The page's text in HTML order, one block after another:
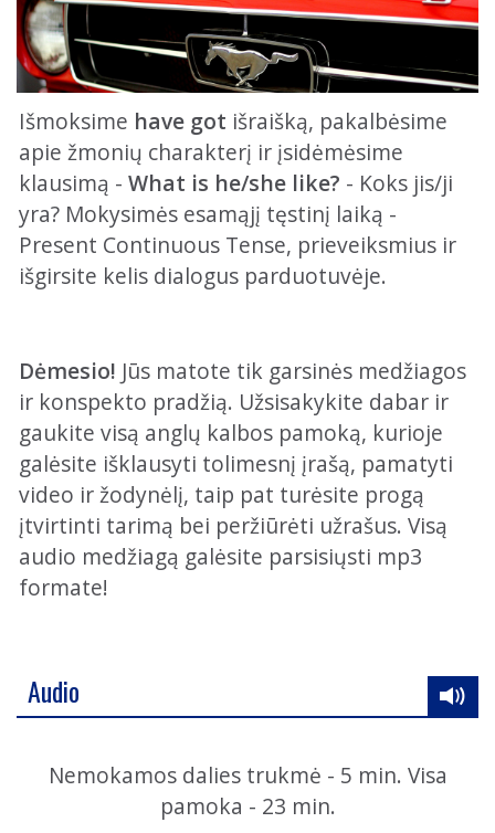
Išmoksime have got išraišką, pakalbėsime
apie žmonių charakterį ir įsidėmėsime
klausimą - What is he/she like? - Koks jis/ji
yra? Mokysimės esamąjį tęstinį laiką -
Present Continuous Tense, prieveiksmius ir
išgirsite kelis dialogus parduotuvėje.
Dėmesio! Jūs matote tik garsinės medžiagos
ir konspekto pradžią. Užsisakykite dabar ir
gaukite visą anglų kalbos pamoką, kurioje
galėsite išklausyti tolimesnį įrašą, pamatyti
video ir žodynėlį, taip pat turėsite progą
įtvirtinti tarimą bei peržiūrėti užrašus. Visą
audio medžiagą galėsite parsisiųsti mp3
formate!
Audio
Nemokamos dalies trukmė - 5 min. Visa
pamoka - 23 min.